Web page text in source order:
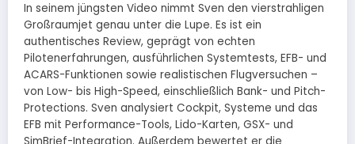
In seinem jüngsten Video nimmt Sven den vierstrahligen
Großraumjet genau unter die Lupe. Es ist ein
authentisches Review, geprägt von echten
Pilotenerfahrungen, ausführlichen Systemtests, EFB- und
ACARS-Funktionen sowie realistischen Flugversuchen –
von Low- bis High-Speed, einschließlich Bank- und Pitch-
Protections. Sven analysiert Cockpit, Systeme und das
EFB mit Performance-Tools, Lido-Karten, GSX- und